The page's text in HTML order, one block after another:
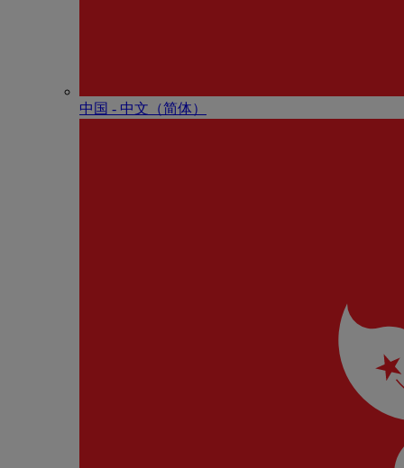
中国 - 中⽂（简体）